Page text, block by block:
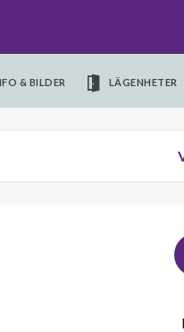
& BILDER LÄGENHETER